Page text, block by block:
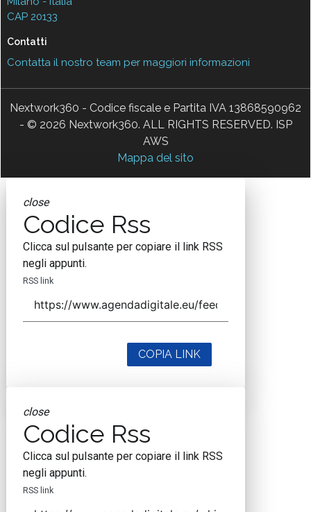
CAP 20133
Contatti
Contatta il nostro team per maggiori informazioni
Nextwork360 - Codice fiscale e Partita IVA 13868590962
- © 2026 Nextwork360. ALL RIGHTS RESERVED. ISP
AWS
Mappa del sito
close
Codice Rss
Clicca sul pulsante per copiare il link RSS
negli appunti.
RSS link
COPIA LINK
close
Codice Rss
Clicca sul pulsante per copiare il link RSS
negli appunti.
RSS link